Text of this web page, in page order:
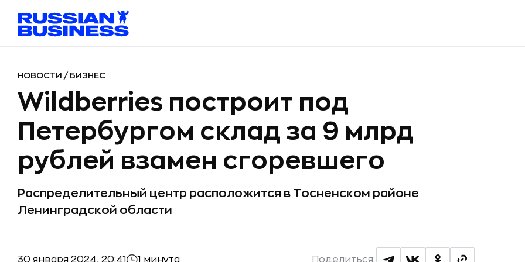
НОВОСТИ / БИЗНЕС
Wildberries построит под
Петербургом склад за 9 млрд
рублей взамен сгоревшего
Распределительный центр расположится в Тосненском районе
Ленинградской области
30 января 2024, 20:41 1 минута Поделиться: